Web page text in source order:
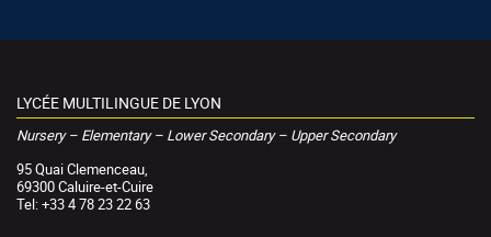
LYCÉE MULTILINGUE DE LYON
Nursery – Elementary – Lower Secondary – Upper Secondary
95 Quai Clemenceau,
69300 Caluire-et-Cuire
Tel: +33 4 78 23 22 63